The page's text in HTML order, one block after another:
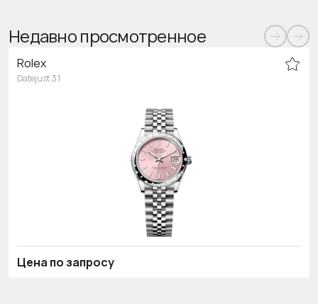
Недавно просмотренное
Rolex
Datejust 31
Цена по запросу